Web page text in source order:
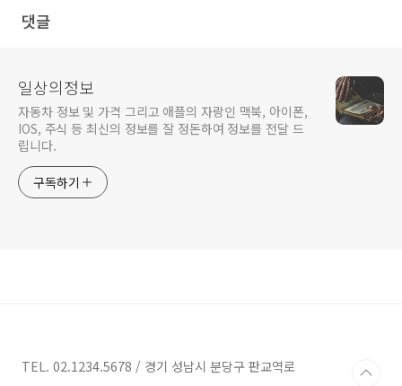
댓글
일상의정보
자동차 정보 및 가격 그리고 애플의 자랑인 맥북, 아이폰,
IOS, 주식 등 최신의 정보를 잘 정돈하여 정보를 전달 드
립니다.
구독하기
TEL. 02.1234.5678 / 경기 성남시 분당구 판교역로